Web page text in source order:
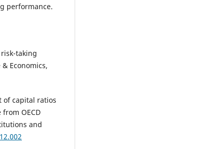
performance.
taking
Economics,
of capital ratios
OECD
and